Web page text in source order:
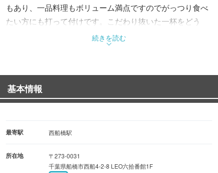
もあり、一品料理もボリューム満点ですのでがっつり食べ
たい方にも打って付けです。こだわり抜いた一杯をどう
続きを読む
基本情報
最寄駅 西船橋駅
所在地
〒273-0031
千葉県船橋市西船4-2-8 LEO六拾番館1F